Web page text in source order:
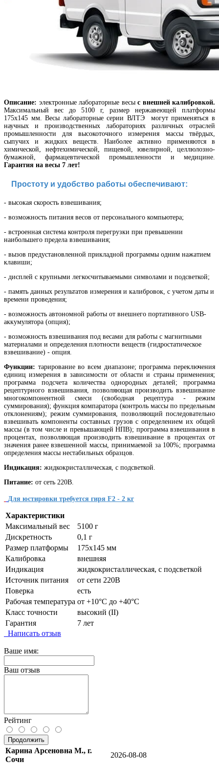
Описание: электронные лабораторные весы с внешней калибровкой.
Максимальный вес до 5100 г, размер нержавеющей платформы
175х145 мм.Весы лабораторныесерии ВЛТЭ могут применяться в
научных и производственных лабораториях различных отраслей
промышленности для высокоточного измерения массы твёрдых,
сыпучих и жидких веществ. Наиболее активно применяются в
химической, нефтехимической, пищевой, ювелирной, целлюлозно-
бумажной, фармацевтической промышленности и медицине.
Гарантия на весы 7 лет!
Простоту и удобство работы обеспечивают:
- высокая скорость взвешивания;
- возможность питания весов от персонального компьютера;
- встроенная система контроля перегрузки при превышении
наибольшего предела взвешивания;
- вызов предустановленной прикладной программы одним нажатием
клавиши;
- дисплей с крупными легкосчитываемыми символами и подсветкой;
- память данных результатов измерения и калибровок, с учетом даты и
времени проведения;
- возможность автономной работы от внешнего портативного USB-
аккумулятора (опция);
- возможность взвешивания под весами для работы с магнитными
материалами и определения плотности веществ (гидростатическое
взвешивание) - опция.
Функции: тарирование во всем диапазоне; программа переключения
единиц измерения в зависимости от области и страны применения;
программа подсчета количества однородных деталей; программа
рецептурного взвешивания, позволяющая производить взвешивание
многокомпонентной смеси (свободная рецептура - режим
суммирования); функция компаратора (контроль массы по предельным
отклонениям); режим суммирования, позволяющий последовательно
взвешивать компоненты составных грузов с определением их общей
массы (в том числе и превышающей НПВ); программа взвешивания в
процентах, позволяющая производить взвешивание в процентах от
значения ранее взвешенной массы, принимаемой за 100%; программа
определения массы нестабильных образцов.
Индикация: жидкокристаллическая, с подсветкой.
Питание: от сеть 220В.
Для юстировки требуется гиря F2 - 2 кг
Характеристики
Максимальный вес
5100 г
Дискретность
0,1 г
Размер платформы
175х145 мм
Калибровка
внешняя
Индикация
жидкокристаллическая, с подсветкой
Источник питания
от сети 220В
Поверка
есть
Рабочая температура от +10°C до +40°C
Класс точности
высокий (II)
Гарантия
7 лет
Написать отзыв
Ваше имя:
Ваш отзыв
Рейтинг
Продолжить
Карина Арсеновна М., г.
Сочи
2026-08-08